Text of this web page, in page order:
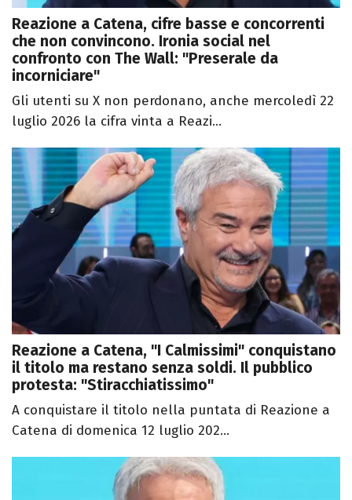
Reazione a Catena, cifre basse e concorrenti
che non convincono. Ironia social nel
confronto con The Wall: "Preserale da
incorniciare"
Gli utenti su X non perdonano, anche mercoledì 22
luglio 2026 la cifra vinta a Reazi...
Reazione a Catena, "I Calmissimi" conquistano
il titolo ma restano senza soldi. Il pubblico
protesta: "Stiracchiatissimo"
A conquistare il titolo nella puntata di Reazione a
Catena di domenica 12 luglio 202...